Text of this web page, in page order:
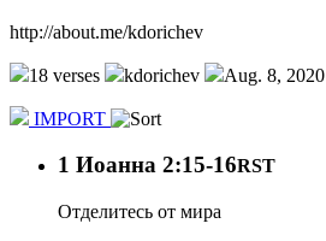
http://about.me/kdorichev
18 verses kdorichev Aug. 8, 2020
IMPORT
1 Иоанна 2:15-16RST
Отделитесь от мира